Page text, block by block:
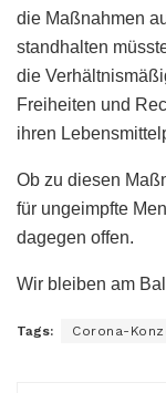
die Maßnahmen
standhalten
die
Freiheiten und
ihren
Ob zu diesen
für ungeimpfte
dagegen offen.
Wir bleiben am
Tags: Corona-